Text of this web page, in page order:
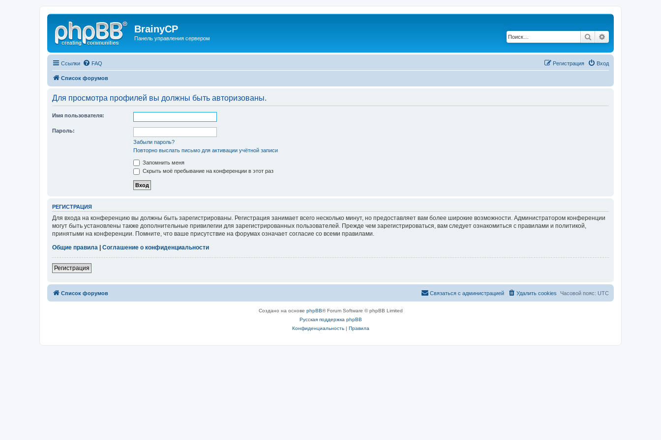
BrainyCP
Панель управления сервером Поиск
Ссылки FAQ Вход
Регистрация
Список форумов
Для просмотра профилей вы должны быть авторизованы.
Имя пользователя:
Пароль:
Забыли пароль?
Повторно выслать письмо для активации учётной записи
Запомнить меня
Скрыть моё пребывание на конференции в этот раз
РЕГИСТРАЦИЯ
Для входа на конференцию вы должны быть зарегистрированы. Регистрация занимает всего несколько минут, но предоставляет вам более широкие возможности. Администратором конференции
могут быть установлены также дополнительные привилегии для зарегистрированных пользователей. Прежде чем зарегистрироваться, вам следует ознакомиться с правилами и политикой,
принятыми на конференции. Помните, что ваше присутствие на форумах означает согласие со всеми правилами.
Общие правила
Соглашение о конфиденциальности
Регистрация
Список форумов Часовой пояс: UTC
Удалить cookies
Связаться с администрацией
Создано на основе phpBB® Forum Software © phpBB Limited
Русская поддержка phpBB
Конфиденциальность| Правила